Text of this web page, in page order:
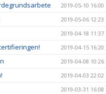
2019-05-10 16:00
2019-05-06 12:23
2019-04-18 11:37
2019-04-15 16:20
2019-04-08 10:26
2019-04-03 22:02
2019-03-31 16:08